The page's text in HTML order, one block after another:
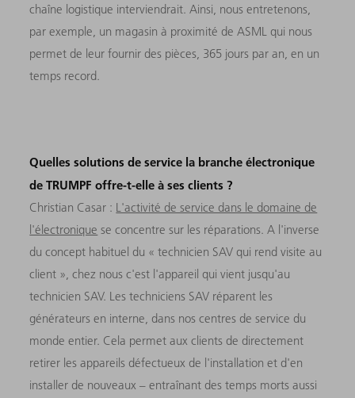
chaîne logistique interviendrait. Ainsi, nous entretenons,
par exemple, un magasin à proximité de ASML qui nous
permet de leur fournir des pièces, 365 jours par an, en un
temps record.
Quelles solutions de service la branche électronique
de TRUMPF offre-t-elle à ses clients ?
Christian Casar : L'activité de service dans le domaine de
l'électronique se concentre sur les réparations. A l'inverse
du concept habituel du « technicien SAV qui rend visite au
client », chez nous c'est l'appareil qui vient jusqu'au
technicien SAV. Les techniciens SAV réparent les
générateurs en interne, dans nos centres de service du
monde entier. Cela permet aux clients de directement
retirer les appareils défectueux de l'installation et d'en
installer de nouveaux – entraînant des temps morts aussi